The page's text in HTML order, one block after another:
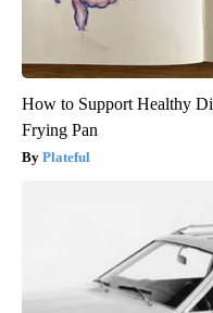
How to Support Healthy
Frying Pan
Plateful